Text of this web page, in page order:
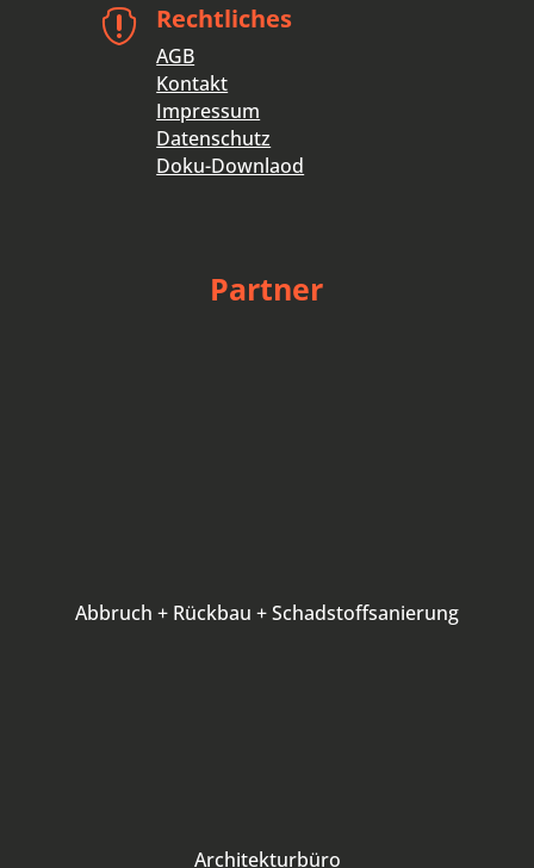
 Rechtliches
AGB
Kontakt
Impressum
Datenschutz
Doku-Downlaod
Partner
Abbruch + Rückbau + Schadstoffsanierung
Architekturbüro